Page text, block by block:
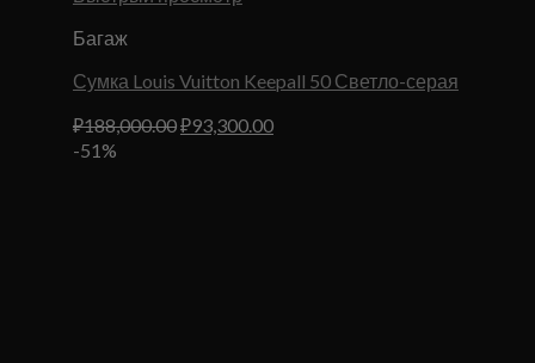
Багаж
Сумка Louis Vuitton Keepall 50 Светло-серая
₽188,000.00Первоначальная
₽93,300.00Текущая
-51%